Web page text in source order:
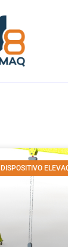
DISPOSITIVO